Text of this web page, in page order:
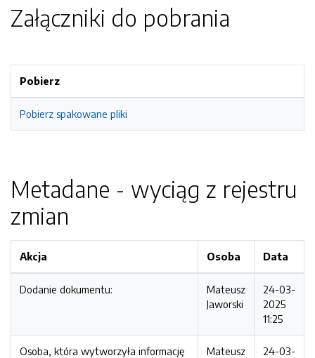
Załączniki do pobrania
Pobierz
Pobierz spakowane pliki
Metadane - wyciąg z rejestru
zmian
Akcja Osoba Data
Dodanie dokumentu:
Mateusz
Jaworski
24-03-
2025
11:25
Osoba, która wytworzyła informację
Mateusz
24-03-